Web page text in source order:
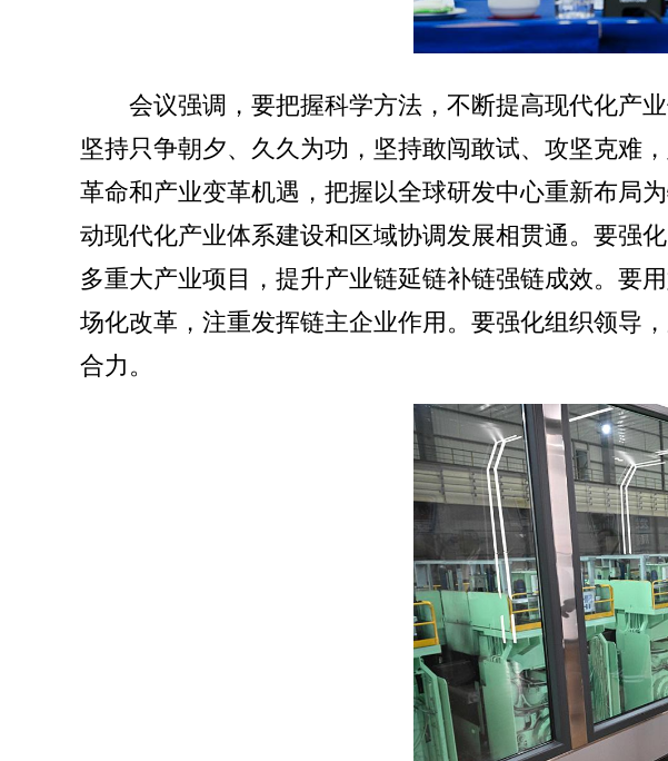
会议强调，要把握科学方法，不断提高现代化产
坚持只争朝夕、久久为功，坚持敢闯敢试、攻坚克难
革命和产业变革机遇，把握以全球研发中心重新布局
动现代化产业体系建设和区域协调发展相贯通。要强
多重大产业项目，提升产业链延链补链强链成效。要
场化改革，注重发挥链主企业作用。要强化组织领导
合力。